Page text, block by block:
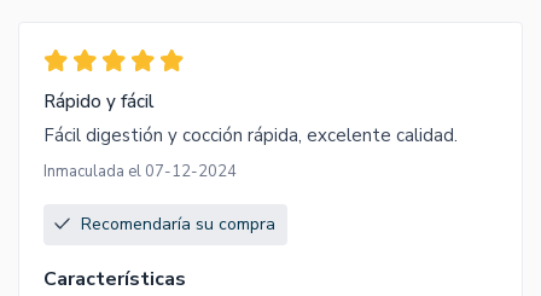
Rápido y fácil
Fácil digestión y cocción rápida, excelente calidad.
Inmaculada el 07-12-2024
Recomendaría su compra
Características